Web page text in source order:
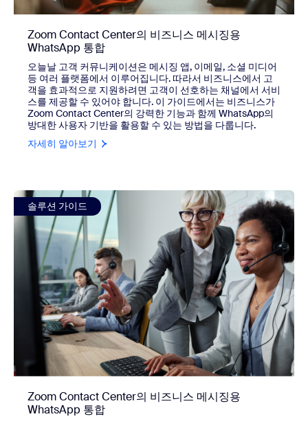
Zoom Contact Center의 비즈니스 메시징용
WhatsApp 통합
오늘날 고객 커뮤니케이션은 메시징 앱, 이메일, 소셜 미디어
등 여러 플랫폼에서 이루어집니다. 따라서 비즈니스에서 고
객을 효과적으로 지원하려면 고객이 선호하는 채널에서 서비
스를 제공할 수 있어야 합니다. 이 가이드에서는 비즈니스가
Zoom Contact Center의 강력한 기능과 함께 WhatsApp의
방대한 사용자 기반을 활용할 수 있는 방법을 다룹니다.
자세히 알아보기
view Zoom Contact Center의 비즈니스 메시징용
솔루션 가이드
Zoom Contact Center의 비즈니스 메시징용
WhatsApp 통합